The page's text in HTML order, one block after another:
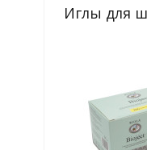
Иглы для